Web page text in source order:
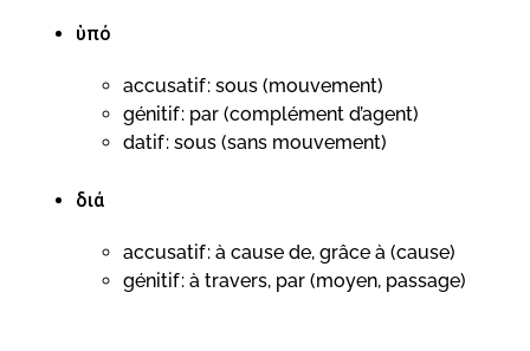
ὑπό
accusatif : sous (mouvement)
génitif : par (complément d’agent)
datif : sous (sans mouvement)
διά
accusatif : à cause de, grâce à (cause)
génitif : à travers, par (moyen, passage)